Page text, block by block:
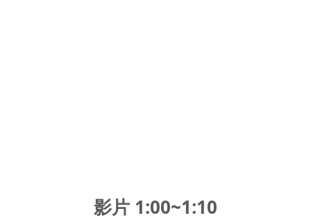
影片 1:00~1:10